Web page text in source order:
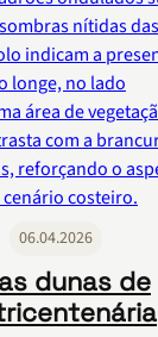
06.04.2026
dunas de